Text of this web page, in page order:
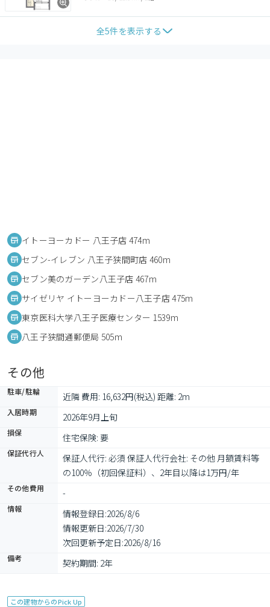
全5件を表示する
イトーヨーカドー 八王子店 474m
セブン-イレブン 八王子狭間町店 460m
セブン美のガーデン八王子店 467m
サイゼリヤ イトーヨーカドー八王子店 475m
東京医科大学八王子医療センター 1539m
八王子狭間通郵便局 505m
その他
駐車/駐輪 近隣 費用: 16,632円(税込) 距離: 2m
入居時期 2026年9月上旬
損保 住宅保険: 要
保証代行人
保証人代行: 必須 保証人代行会社: その他 月額賃料等
の100％（初回保証料）、2年目以降は1万円/年
その他費用 -
情報 情報登録日:2026/8/6
情報更新日:2026/7/30
次回更新予定日:2026/8/16
備考 契約期間: 2年
この建物からのPick Up